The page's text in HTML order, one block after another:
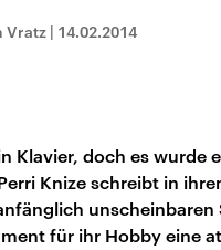
Vratz | 14.02.2014
Klavier, doch es wurde
Knize schreibt in
unscheinbaren
für ihr Hobby eine